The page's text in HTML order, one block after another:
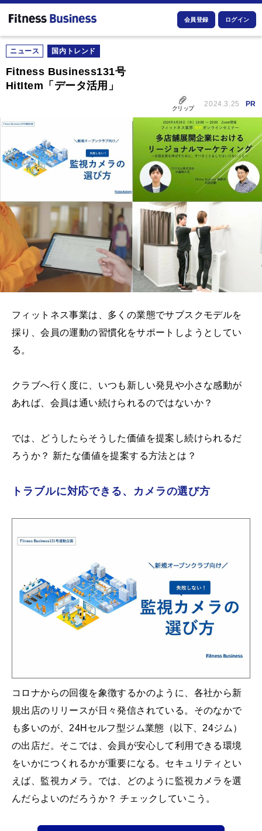
会員登録 ログイン
ニュース 国内トレンド
Fitness Business131号
HitItem「データ活用」
クリップ
2024.3.25 PR
フィットネス事業は、多くの業態でサブスクモデルを
採り、会員の運動の習慣化をサポートしようとしてい
る。
クラブへ⾏く度に、いつも新しい発見や小さな感動が
あれば、会員は通い続けられるのではないか？
では、どうしたらそうした価値を提案し続けられるだ
ろうか？ 新たな価値を提案する方法とは？
トラブルに対応できる、カメラの選び方
コロナからの回復を象徴するかのように、各社から新
規出店のリリースが日々発信されている。そのなかで
も多いのが、24Hセルフ型ジム業態（以下、24ジム）
の出店だ。そこでは、会員が安心して利用できる環境
をいかにつくれるかが重要になる。セキュリティとい
えば、監視カメラ。では、どのように監視カメラを選
んだらよいのだろうか？ チェックしていこう。